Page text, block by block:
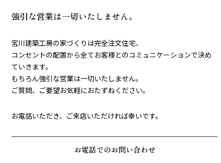
強引な営業は一切いたしません。
宮川建築工房の家づくりは完全注文住宅、
コンセントの配置から全てお客様とのコミュニケーションで決め
ていきます。
もちろん強引な営業は一切いたしません。
ご質問、ご要望お気軽におたずねください。
お電話いただき、ご来店いただければ幸いです。
お電話でのお問い合わせ